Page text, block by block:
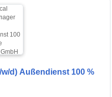
d) Außendienst 100 %